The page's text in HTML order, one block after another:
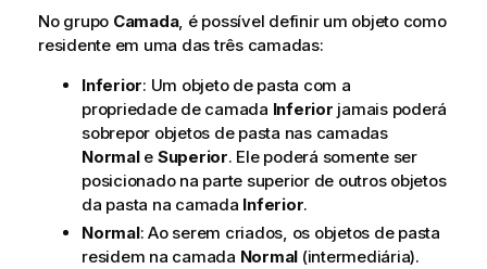
No grupo Camada, é possível definir um objeto como
residente em uma das três camadas:
Inferior: Um objeto de pasta com a
propriedade de camada Inferior jamais poderá
sobrepor objetos de pasta nas camadas
Normale Superior. Ele poderá somente ser
posicionado na parte superior de outros objetos
da pasta na camada Inferior.
Normal: Ao serem criados, os objetos de pasta
residem na camada Normal (intermediária).